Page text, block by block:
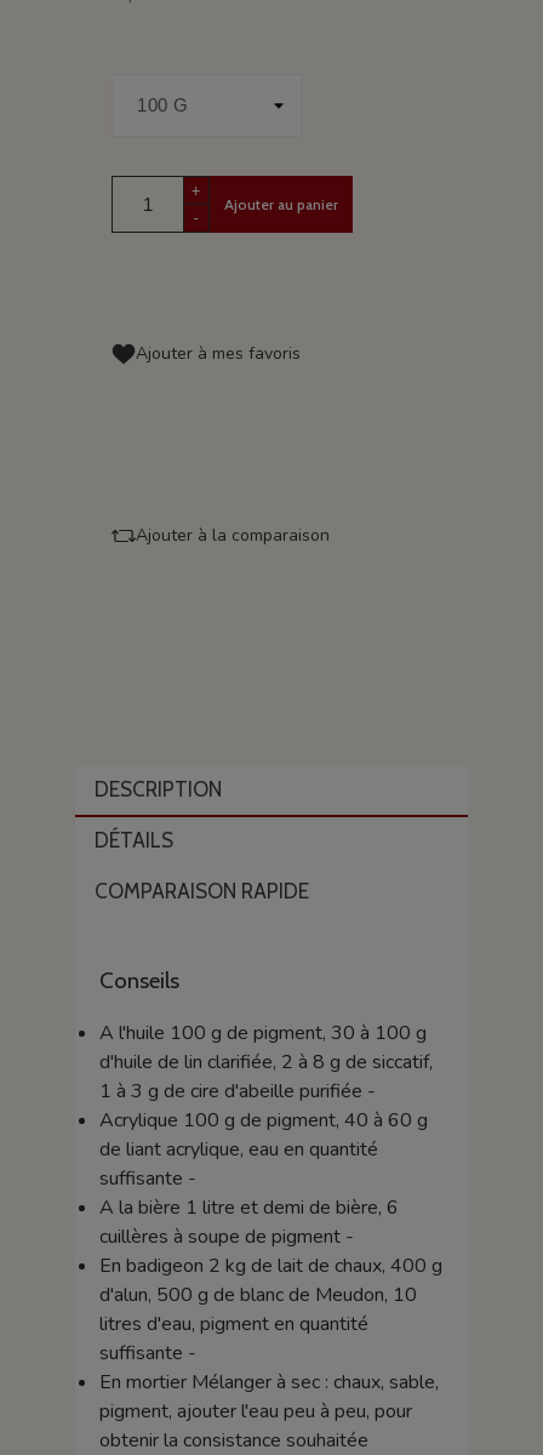
+
-
Ajouter au panier
Ajouter à mes favoris
Ajouter à la comparaison
DESCRIPTION
DÉTAILS
COMPARAISON RAPIDE
Conseils
A l'huile 100 g de pigment, 30 à 100 g
d'huile de lin clarifiée, 2 à 8 g de siccatif,
1 à 3 g de cire d'abeille purifiée -
Acrylique 100 g de pigment, 40 à 60 g
de liant acrylique, eau en quantité
suffisante -
A la bière 1 litre et demi de bière, 6
cuillères à soupe de pigment -
En badigeon 2 kg de lait de chaux, 400 g
d'alun, 500 g de blanc de Meudon, 10
litres d'eau, pigment en quantité
suffisante -
En mortier Mélanger à sec : chaux, sable,
pigment, ajouter l'eau peu à peu, pour
obtenir la consistance souhaitée